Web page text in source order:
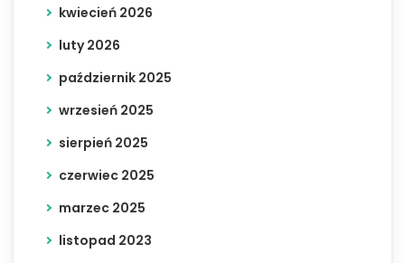
kwiecień 2026
luty 2026
październik 2025
wrzesień 2025
sierpień 2025
czerwiec 2025
marzec 2025
listopad 2023